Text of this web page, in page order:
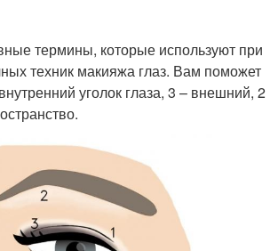
термины, которые используют при
техник макияжа глаз. Вам поможет
уголок глаза, 3 – внешний, 2